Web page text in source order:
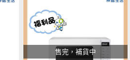
售完，補貨中